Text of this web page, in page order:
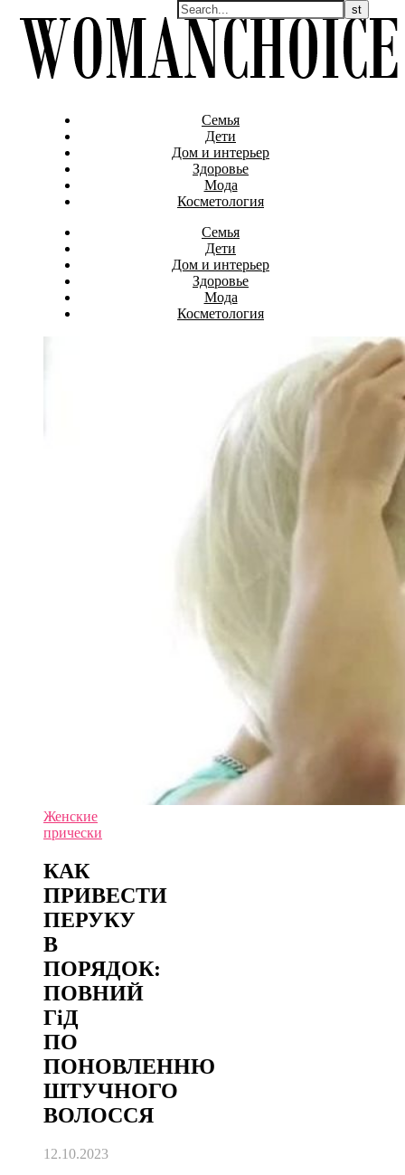
Семья
Дети
Дом и интерьер
Здоровье
Мода
Косметология
Семья
Дети
Дом и интерьер
Здоровье
Мода
Косметология
Женские
прически
КАК
ПРИВЕСТИ
ПЕРУКУ
В
ПОРЯДОК:
ПОВНИЙ
ГіД
ПО
ПОНОВЛЕННЮ
ШТУЧНОГО
ВОЛОССЯ
12.10.2023